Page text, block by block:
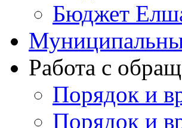
Бюджет
Работа с
Порядок и
Порядок и